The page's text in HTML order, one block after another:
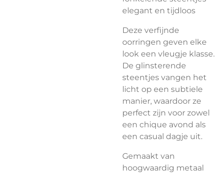
elegant en tijdloos
Deze verfijnde
oorringen geven elke
look een vleugje klasse.
De glinsterende
steentjes vangen het
licht op een subtiele
manier, waardoor ze
perfect zijn voor zowel
een chique avond als
een casual dagje uit.
Gemaakt van
hoogwaardig metaal